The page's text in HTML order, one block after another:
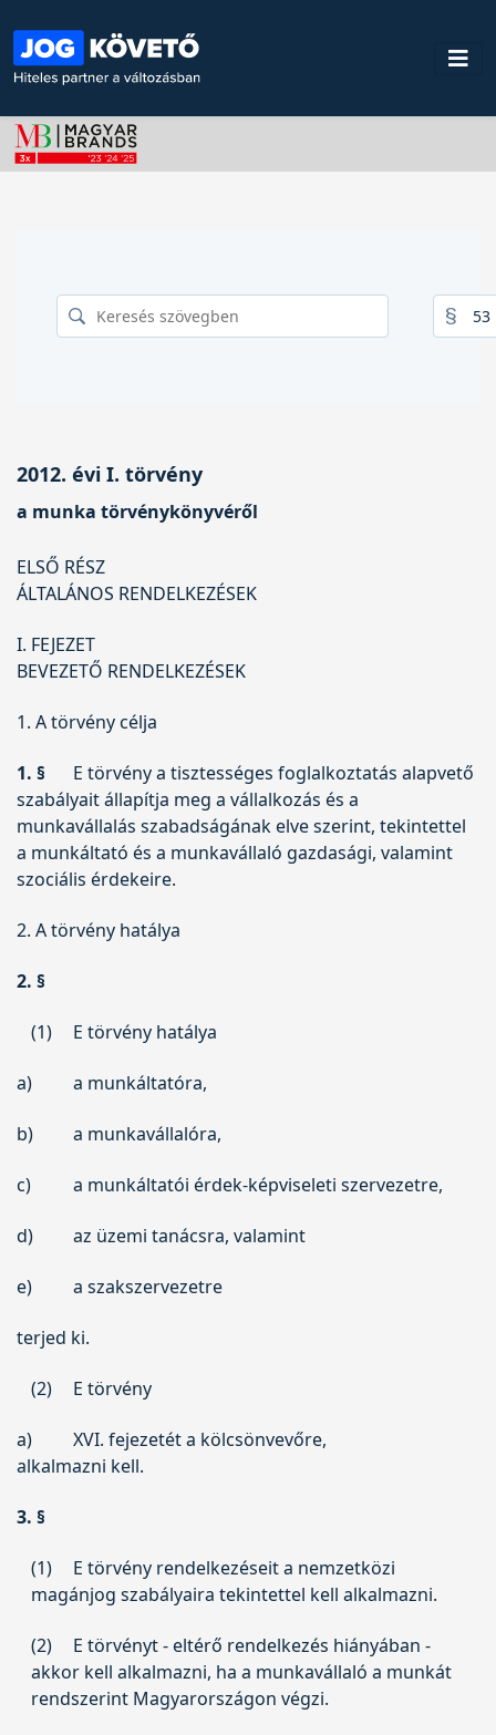
2012. évi I. törvény
a munka törvénykönyvéről
ELSŐ RÉSZ
ÁLTALÁNOS RENDELKEZÉSEK
I. FEJEZET
BEVEZETŐ RENDELKEZÉSEK
1. A törvény célja
1. §
E törvény a tisztességes foglalkoztatás alapvető
szabályait állapítja meg a vállalkozás és a
munkavállalás szabadságának elve szerint, tekintettel
a munkáltató és a munkavállaló gazdasági, valamint
szociális érdekeire.
2. A törvény hatálya
2. §
(1) E törvény hatálya
a) a munkáltatóra,
b) a munkavállalóra,
c) a munkáltatói érdek-képviseleti szervezetre,
d) az üzemi tanácsra, valamint
e) a szakszervezetre
terjed ki.
(2) E törvény
a)
XVI. fejezetét a kölcsönvevőre,
alkalmazni kell.
3. §
(1)
E törvény rendelkezéseit a nemzetközi
magánjog szabályaira tekintettel kell alkalmazni.
(2)
E törvényt - eltérő rendelkezés hiányában -
akkor kell alkalmazni, ha a munkavállaló a munkát
rendszerint Magyarországon végzi.